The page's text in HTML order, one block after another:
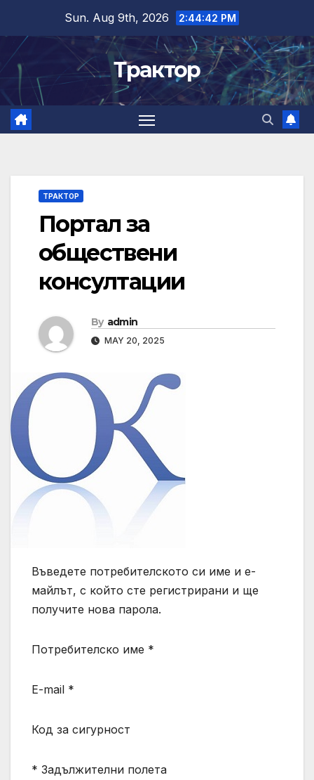
content
Sun. Aug 9th, 2026 2:44:42 PM
Трактор
ТРАКТОР
Портал за
обществени
консултации
By admin
MAY 20, 2025
Въведете потребителското си име и е-
майлът, с който сте регистрирани и ще
получите нова парола.
Потребителско име *
E-mail *
Код за сигурност
* Задължителни полета